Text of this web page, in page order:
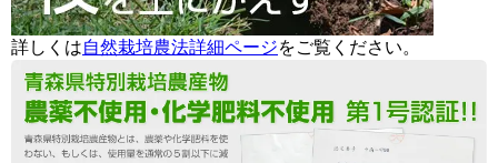
詳しくは自然栽培農法詳細ページをご覧ください。